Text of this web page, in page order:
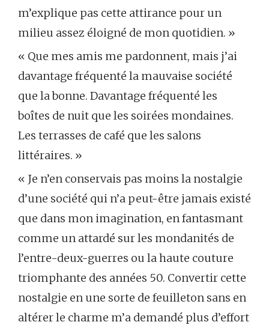
m’explique pas cette attirance pour un
milieu assez éloigné de mon quotidien. »
« Que mes amis me pardonnent, mais j’ai
davantage fréquenté la mauvaise société
que la bonne. Davantage fréquenté les
boîtes de nuit que les soirées mondaines.
Les terrasses de café que les salons
littéraires. »
« Je n’en conservais pas moins la nostalgie
d’une société qui n’a peut-être jamais existé
que dans mon imagination, en fantasmant
comme un attardé sur les mondanités de
l’entre-deux-guerres ou la haute couture
triomphante des années 50. Convertir cette
nostalgie en une sorte de feuilleton sans en
altérer le charme m’a demandé plus d’effort